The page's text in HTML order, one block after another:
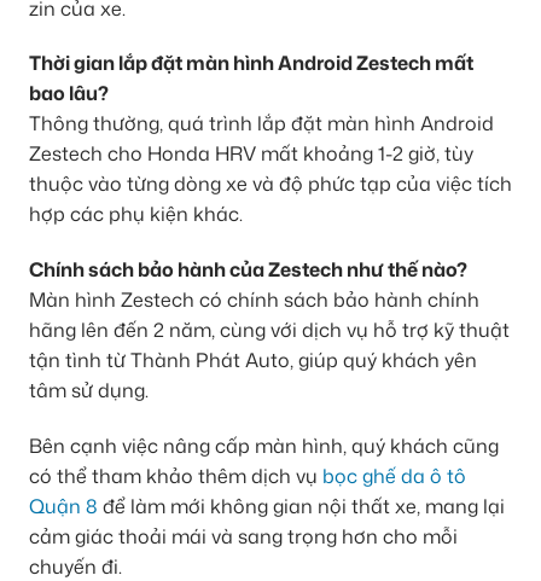
zin của xe.
Thời gian lắp đặt màn hình Android Zestech mất
bao lâu?
Thông thường, quá trình lắp đặt màn hình Android
Zestech cho Honda HRV mất khoảng 1-2 giờ, tùy
thuộc vào từng dòng xe và độ phức tạp của việc tích
hợp các phụ kiện khác.
Chính sách bảo hành của Zestech như thế nào?
Màn hình Zestech có chính sách bảo hành chính
hãng lên đến 2 năm, cùng với dịch vụ hỗ trợ kỹ thuật
tận tình từ Thành Phát Auto, giúp quý khách yên
tâm sử dụng.
Bên cạnh việc nâng cấp màn hình, quý khách cũng
có thể tham khảo thêm dịch vụ bọc ghế da ô tô
Quận 8 để làm mới không gian nội thất xe, mang lại
cảm giác thoải mái và sang trọng hơn cho mỗi
chuyến đi.